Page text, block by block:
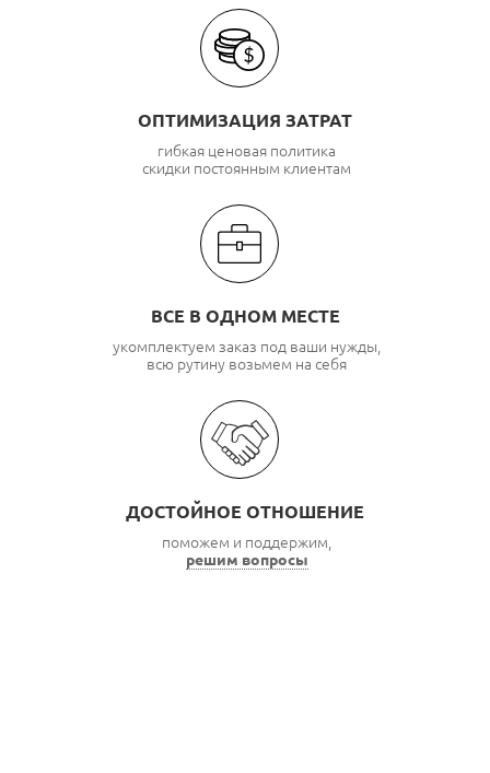
ОПТИМИЗАЦИЯ ЗАТРАТ
гибкая ценовая политика
скидки постоянным клиентам
ВСЕ В ОДНОМ МЕСТЕ
укомплектуем заказ под ваши нужды,
всю рутину возьмем на себя
ДОСТОЙНОЕ ОТНОШЕНИЕ
поможем и поддержим,
решим вопросы